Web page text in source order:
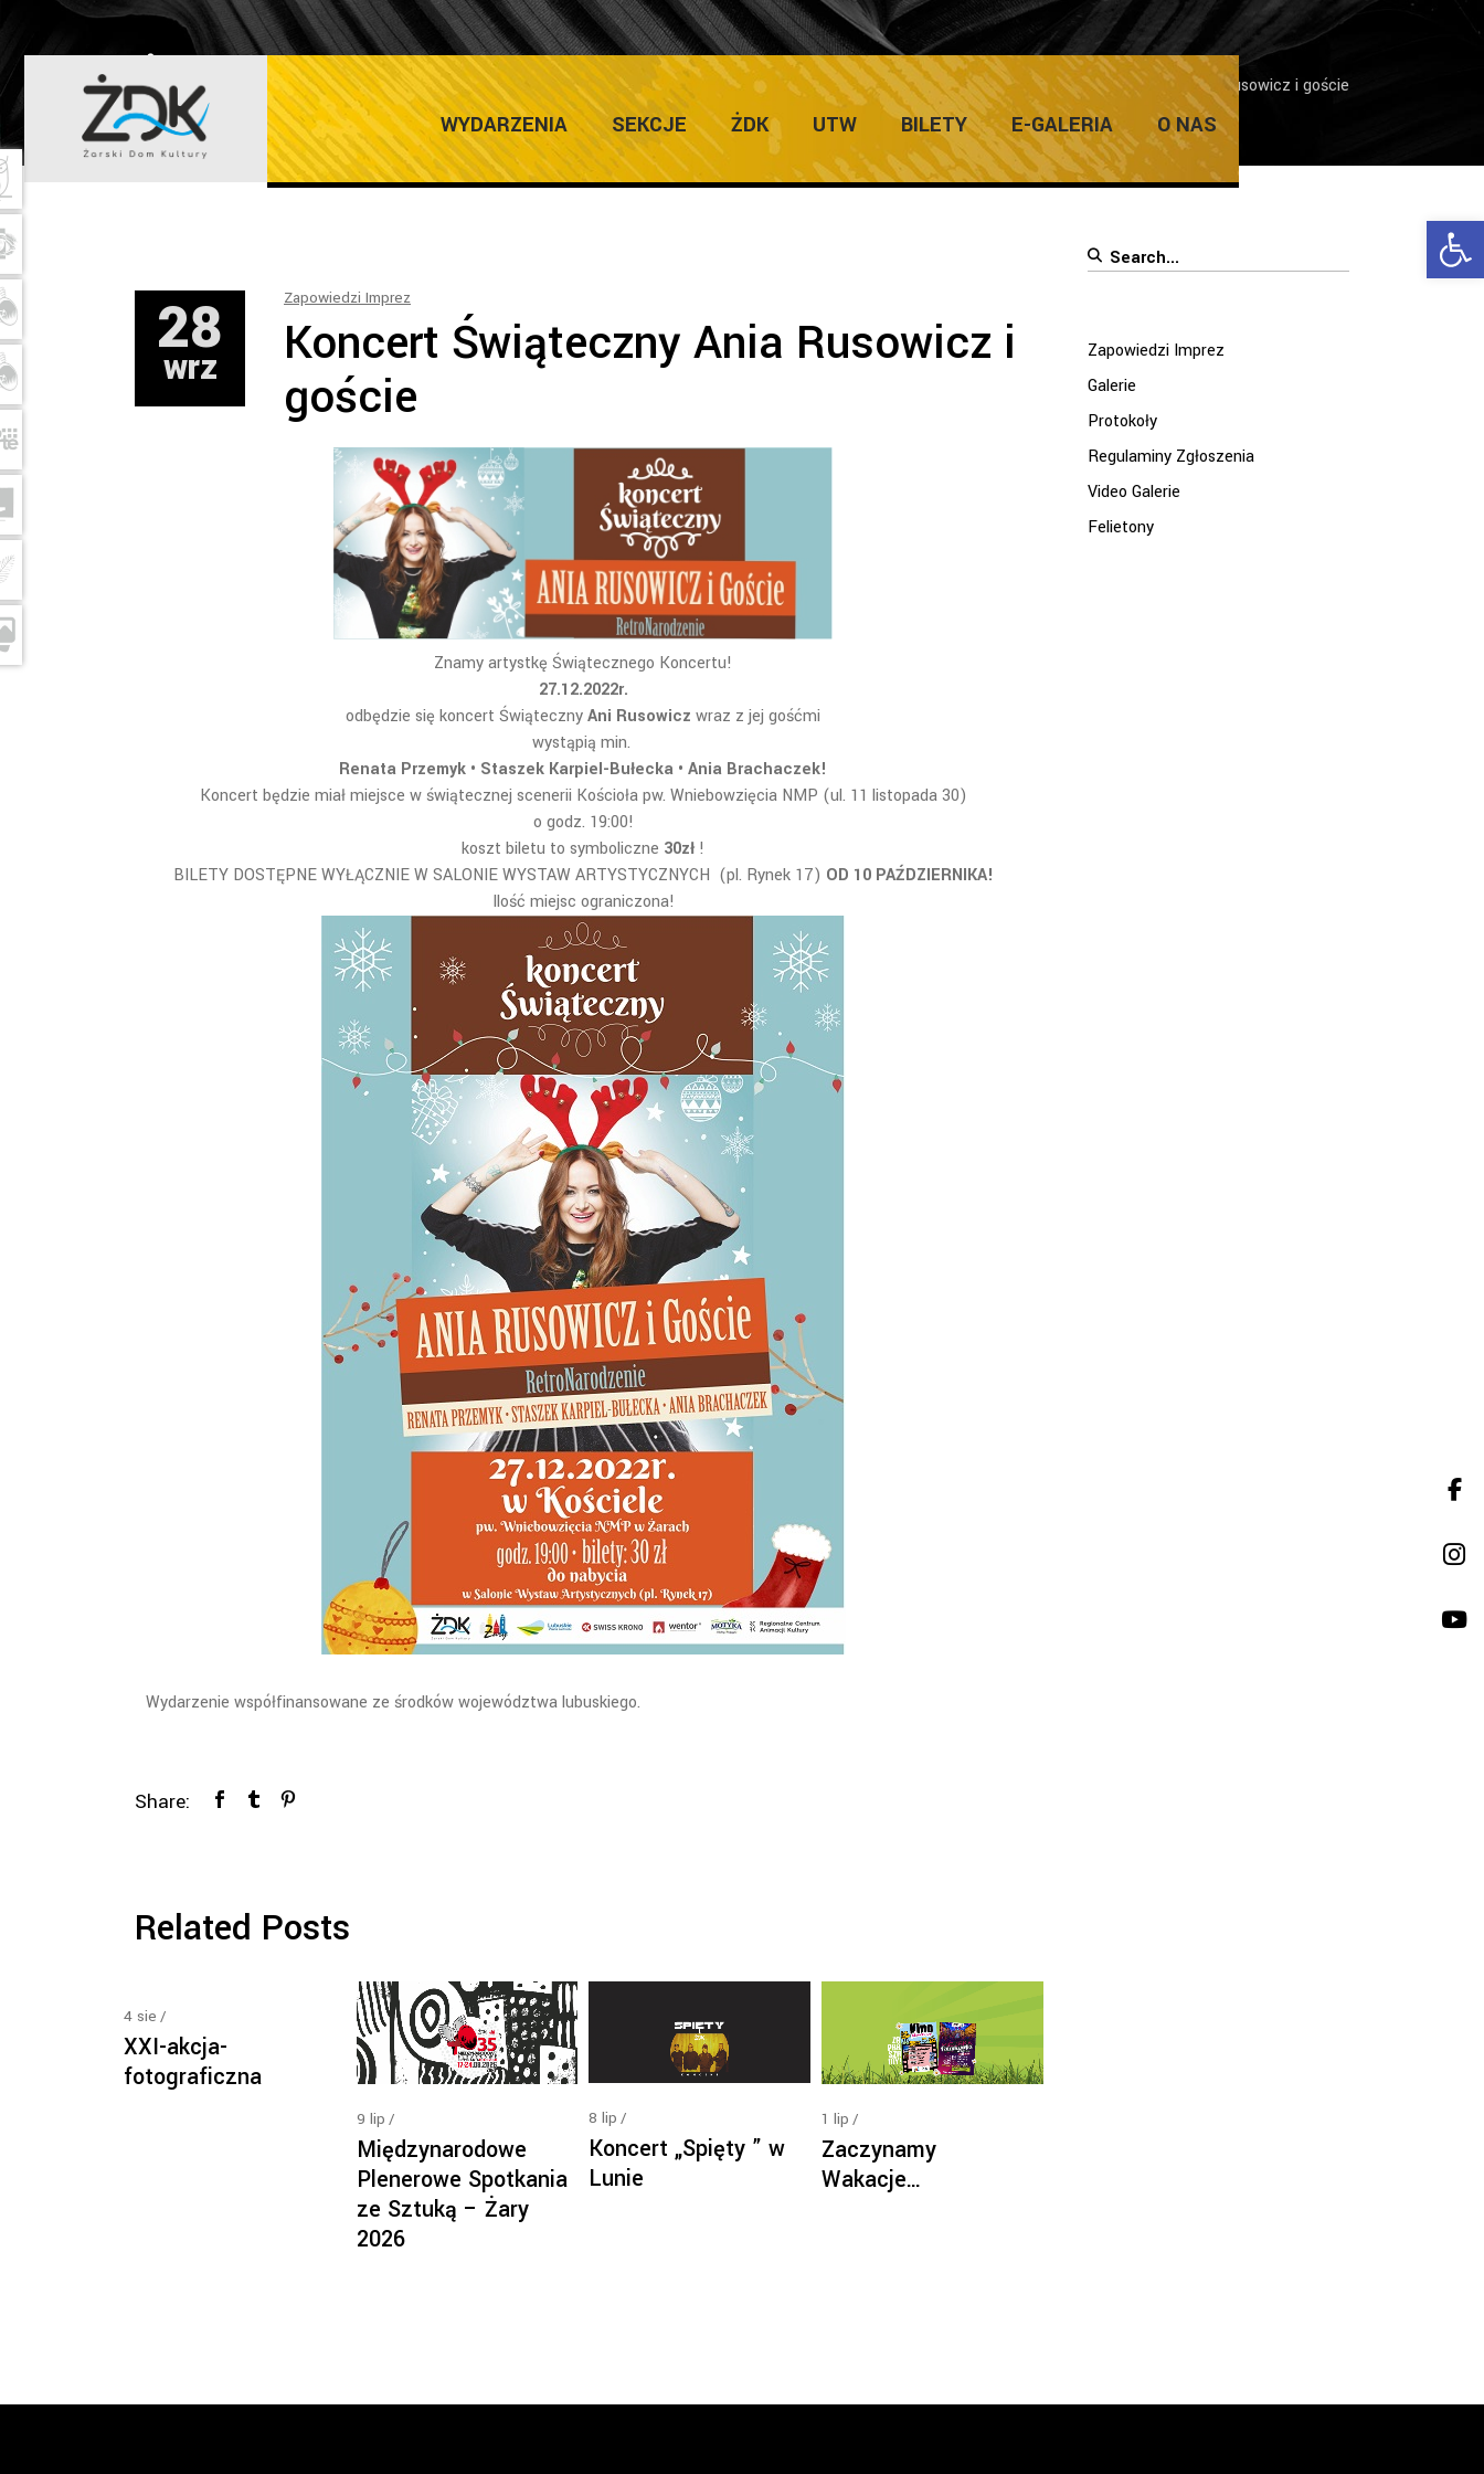
WYDARZENIA SEKCJE ŻDK UTW BILETY E-GALERIA O NAS
ŻARSKI DOM KULTURY Home/Zapowiedzi Imprez/Koncert Świąteczny Ania Rusowicz i goście
28
wrz
Zapowiedzi Imprez
Koncert Świąteczny Ania Rusowicz i
goście
Znamy artystkę Świątecznego Koncertu!
27.12.2022r.
odbędzie się koncert ŚwiątecznyAni Rusowicz wraz z jej gośćmi
wystąpią min.
Renata Przemyk • Staszek Karpiel-Bułecka • Ania Brachaczek!
Koncert będzie miał miejsce w świątecznej scenerii Kościoła pw. Wniebowzięcia NMP (ul. 11 listopada 30)
o godz. 19:00!
koszt biletu to symboliczne 30zł !
BILETY DOSTĘPNE WYŁĄCZNIE W SALONIE WYSTAW ARTYSTYCZNYCH (pl. Rynek 17) OD 10 PAŹDZIERNIKA!
Ilość miejsc ograniczona!
Wydarzenie współfinansowane ze środków województwa lubuskiego.
Share:
Related Posts
4 sie
XXI-akcja-
fotograficzna
9 lip
Międzynarodowe
Plenerowe Spotkania
ze Sztuką – Żary
2026
8 lip
Koncert „Spięty ” w
Lunie
1 lip
Zaczynamy
Wakacje…
Search
Zapowiedzi Imprez
Galerie
Protokoły
Regulaminy Zgłoszenia
Video Galerie
Felietony